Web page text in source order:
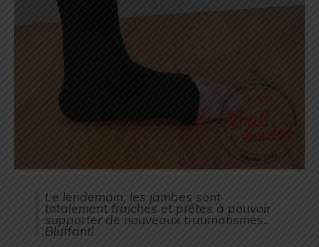
Le lendemain, les jambes sont
totalement fraiches et prêtes à pouvoir
supporter de nouveaux traumatismes.
Bluffant!